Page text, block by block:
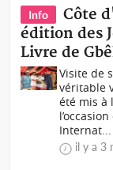
Info
Côte
édition des
Livre de
Visite de
véritable
été mis à
Internat...
il y a 3